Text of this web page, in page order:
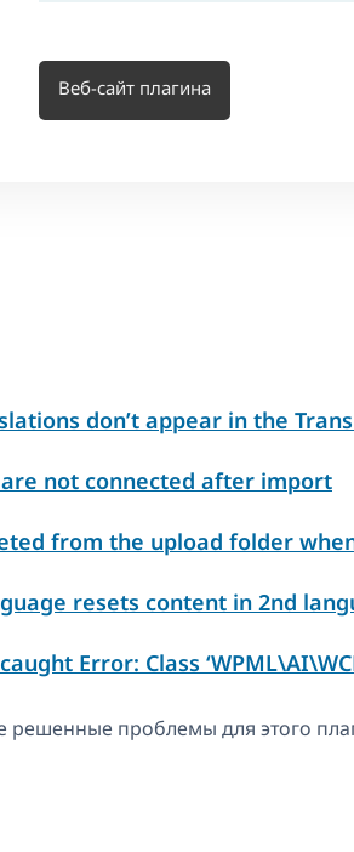
Веб-сайт плагина
don’t appear in the
not connected after import
from the upload folder
resets content in 2nd
Error: Class
решенные проблемы для этого